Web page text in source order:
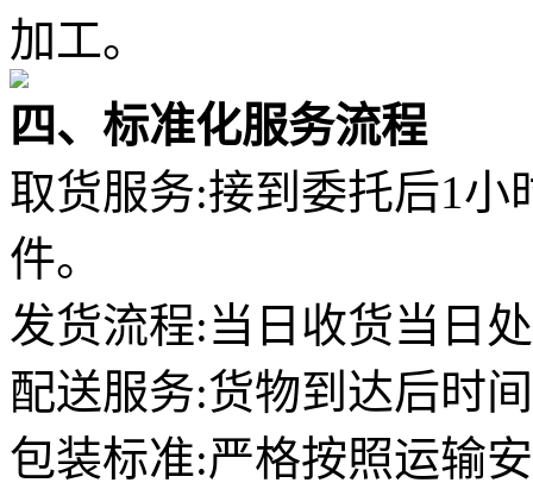
加工。
四、标准化服务流程
取货服务:接到委托后1
件。
发货流程:当日收货当日
配送服务:货物到达后时
包装标准:严格按照运输